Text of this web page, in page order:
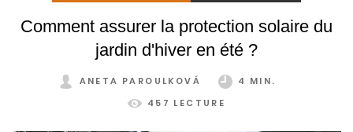
Comment assurer la protection solaire du
jardin d'hiver en été ?
ANETA PAROULKOVÁ
4 MIN.
457 LECTURE